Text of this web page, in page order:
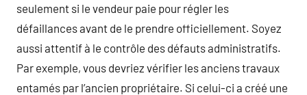
seulement si le vendeur paie pour régler les
défaillances avant de le prendre officiellement. Soyez
aussi attentif à le contrôle des défauts administratifs.
Par exemple, vous devriez vérifier les anciens travaux
entamés par l’ancien propriétaire. Si celui-ci a créé une